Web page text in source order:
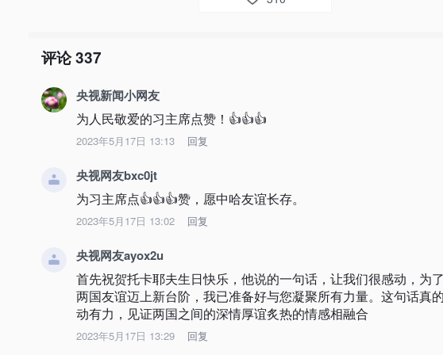
评论337
央视新闻小网友
为人民敬爱的习主席点赞！👍👍👍
2023年5月17日 13:13 回复
央视网友bxc0jt
为习主席点👍👍👍赞，愿中哈友谊长存。
2023年5月17日 13:02 回复
央视网友ayox2u
首先祝贺托卡耶夫生日快乐，他说的一句话，让我们很感动，为
两国友谊迈上新台阶，我已准备好与您凝聚所有力量。这句话真
动有力，见证两国之间的深情厚谊炙热的情感相融合
2023年5月17日 13:29 回复